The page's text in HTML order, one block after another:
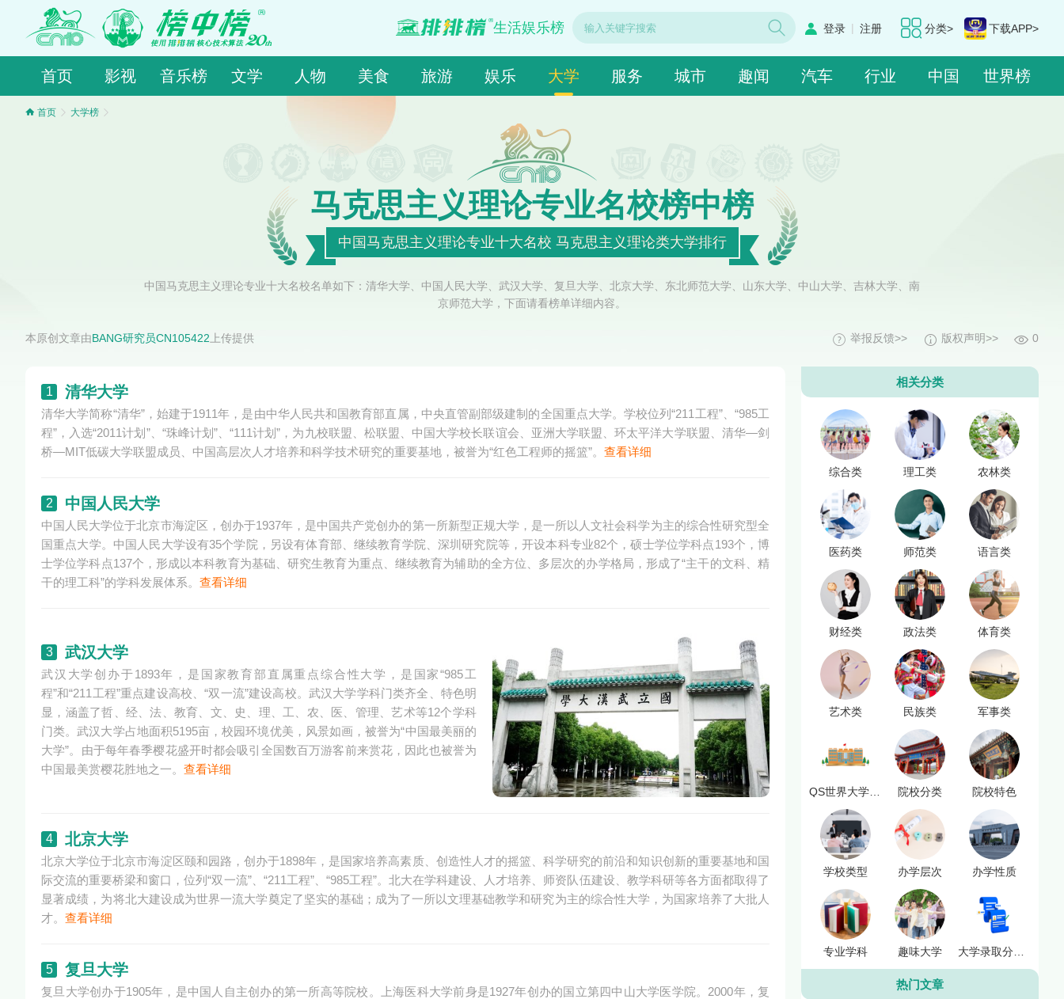
分类> 下载APP>
登录 | 注册
生活娱乐榜
首页 影视 音乐榜 文学 人物 美食 旅游 娱乐 大学 服务 城市 趣闻 汽车 行业 中国 世界榜
首页 大学榜
马克思主义理论专业名校榜中榜
中国马克思主义理论专业十大名校 马克思主义理论类大学排行
中国马克思主义理论专业十大名校名单如下：清华大学、中国人民大学、武汉大学、复旦大学、北京大学、东北师范大学、山东大学、中山大学、吉林大学、南
京师范大学，下面请看榜单详细内容。
本原创文章由BANG研究员CN105422上传提供 0
版权声明>>
举报反馈>>
1 清华大学
清华大学简称“清华”，始建于1911年，是由中华人民共和国教育部直属，中央直管副部级建制的全国重点大学。学校位列“211工程”、“985工
程”，入选“2011计划”、“珠峰计划”、“111计划”，为九校联盟、松联盟、中国大学校长联谊会、亚洲大学联盟、环太平洋大学联盟、清华—剑
桥—MIT低碳大学联盟成员、中国高层次人才培养和科学技术研究的重要基地，被誉为“红色工程师的摇篮”。 查看详细
2 中国人民大学
中国人民大学位于北京市海淀区，创办于1937年，是中国共产党创办的第一所新型正规大学，是一所以人文社会科学为主的综合性研究型全
国重点大学。中国人民大学设有35个学院，另设有体育部、继续教育学院、深圳研究院等，开设本科专业82个，硕士学位学科点193个，博
士学位学科点137个，形成以本科教育为基础、研究生教育为重点、继续教育为辅助的全方位、多层次的办学格局，形成了“主干的文科、精
干的理工科”的学科发展体系。 查看详细
3 武汉大学
武汉大学创办于1893年，是国家教育部直属重点综合性大学，是国家“985工
程”和“211工程”重点建设高校、“双一流”建设高校。武汉大学学科门类齐全、特色明
显，涵盖了哲、经、法、教育、文、史、理、工、农、医、管理、艺术等12个学科
门类。武汉大学占地面积5195亩，校园环境优美，风景如画，被誉为“中国最美丽的
大学”。由于每年春季樱花盛开时都会吸引全国数百万游客前来赏花，因此也被誉为
中国最美赏樱花胜地之一。 查看详细
4 北京大学
北京大学位于北京市海淀区颐和园路，创办于1898年，是国家培养高素质、创造性人才的摇篮、科学研究的前沿和知识创新的重要基地和国
际交流的重要桥梁和窗口，位列“双一流”、“211工程”、“985工程”。北大在学科建设、人才培养、师资队伍建设、教学科研等各方面都取得了
显著成绩，为将北大建设成为世界一流大学奠定了坚实的基础；成为了一所以文理基础教学和研究为主的综合性大学，为国家培养了大批人
才。 查看详细
5 复旦大学
复旦大学创办于1905年，是中国人自主创办的第一所高等院校。上海医科大学前身是1927年创办的国立第四中山大学医学院。2000年，复
相关分类
综合类 理工类 农林类
医药类 师范类 语言类
财经类 政法类 体育类
艺术类 民族类 军事类
院校分类 院校特色
学校类型 办学层次 办学性质
专业学科 趣味大学 大学录取分数线
热门文章